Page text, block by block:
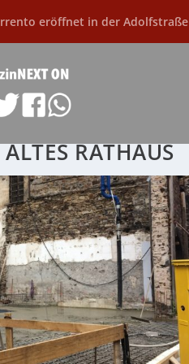
eröffnet in der Adolfstraße
ALTES RATHAUS